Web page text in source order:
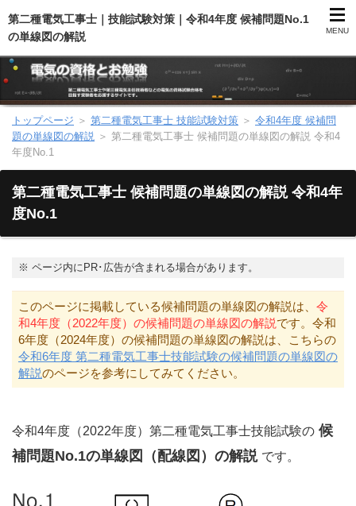
第二種電気工事士｜技能試験対策｜令和4年度 候補問題No.1
の単線図の解説
MENU
第二種電気工事士（総合）
第二種電気工事士（技能試験）
電気のお勉強
電気数学のお勉強
トップページ ＞ 第二種電気工事士 技能試験対策 ＞ 令和4年度 候補問
題の単線図の解説 ＞ 第二種電気工事士 候補問題の単線図の解説 令和4
年度No.1
第二種電気工事士 候補問題の単線図の解説 令和4年
度No.1
※ ページ内にPR･広告が含まれる場合があります。
このページに掲載している候補問題の単線図の解説は、 令
和4年度（2022年度）の候補問題の単線図の解説です。令和
6年度（2024年度）の候補問題の単線図の解説は、こちらの
令和6年度 第二種電気工事士技能試験の候補問題の単線図の
解説のページを参考にしてみてください。
令和4年度（2022年度）第二種電気工事士技能試験の 候
補問題No.1の単線図（配線図）の解説 です。